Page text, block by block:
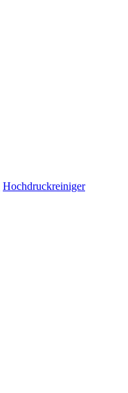
Hochdruckreiniger